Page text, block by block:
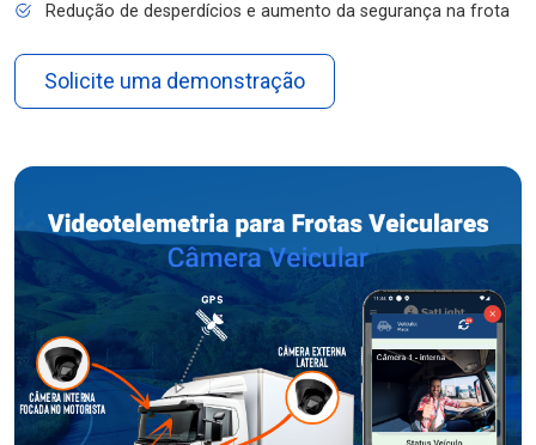
Redução de desperdícios e aumento da segurança na frota
Solicite uma demonstração